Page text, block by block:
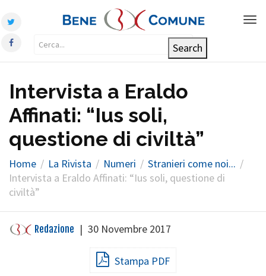
Intervista a Eraldo
Affinati: “Ius soli,
questione di civiltà”
Home La Rivista Numeri
Stranieri come noi...
Intervista a Eraldo Affinati: “Ius soli, questione di
civiltà”
Redazione | 30 Novembre 2017
Stampa PDF